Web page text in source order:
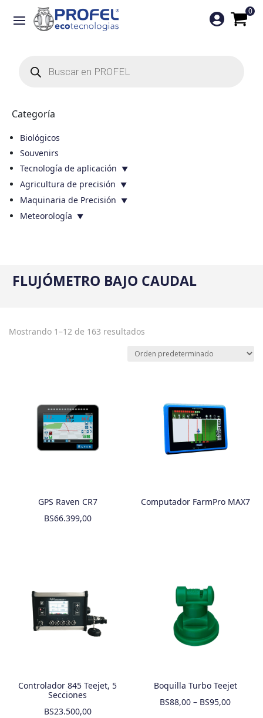
productos
0

Categoría
Biológicos
Souvenirs
Tecnología de aplicación
Agricultura de precisión
Maquinaria de Precisión
Meteorología
FLUJÓMETRO BAJO CAUDAL
Mostrando 1–12 de 163 resultados
GPS Raven CR7
BS66.399,00
Computador FarmPro MAX7
Controlador 845 Teejet, 5
Secciones
BS23.500,00
Boquilla Turbo Teejet
BS88,00 – BS95,00